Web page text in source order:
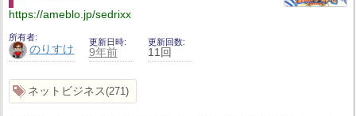
https://ameblo.jp/sedrixx
所有者
のりすけ
更新日時
9年前
更新回数
11回
ネットビジネス 271